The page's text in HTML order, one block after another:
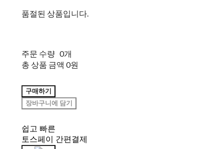
품절된 상품입니다.
주문 수량 0개
총 상품 금액 0원
구매하기
장바구니에 담기
쉽고 빠른
토스페이 간편결제